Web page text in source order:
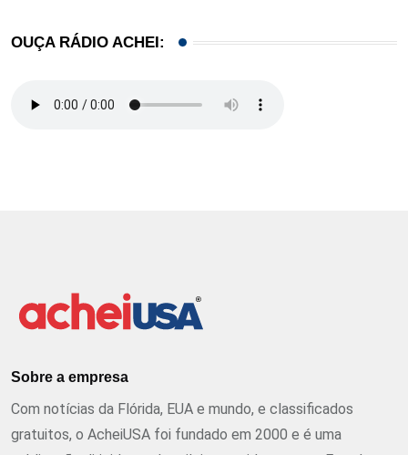
OUÇA RÁDIO ACHEI:
Sobre a empresa
Com notícias da Flórida, EUA e mundo, e classificados
gratuitos, o AcheiUSA foi fundado em 2000 e é uma